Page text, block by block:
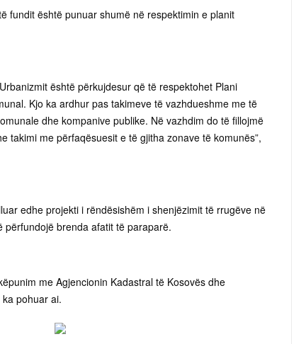
fundit është punuar shumë në respektimin e planit
është përkujdesur që të respektohet Plani
Kjo ka ardhur pas takimeve të vazhdueshme me të
dhe kompanive publike. Në vazhdim do të fillojmë
takimi me përfaqësuesit e të gjitha zonave të komunës”,
edhe projekti i rëndësishëm i shenjëzimit të rrugëve në
brenda afatit të paraparë.
me Agjencionin Kadastral të Kosovës dhe
pohuar ai.